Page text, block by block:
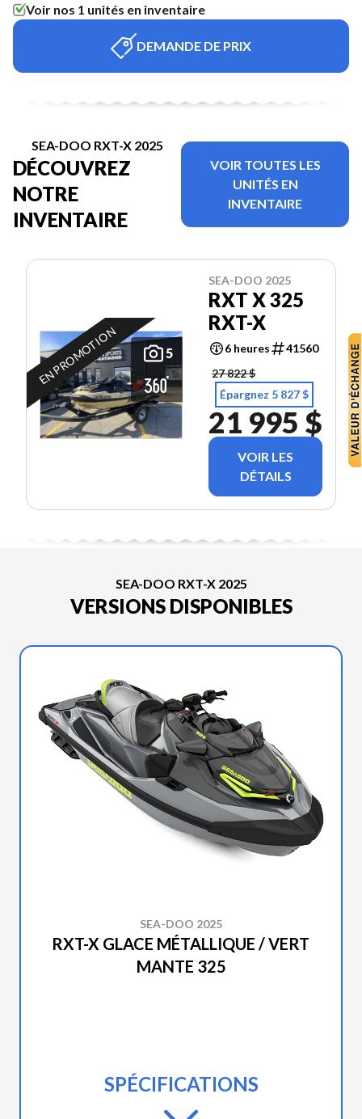
Voir nos 1 unités en inventaire
DEMANDE DE PRIX
SEA-DOO RXT-X 2025
DÉCOUVREZ
NOTRE
INVENTAIRE
VOIR TOUTES LES
UNITÉS EN
INVENTAIRE
5
EN PROMOTION
SEA-DOO 2025
RXT X 325
RXT-X
6 heures
41560
27 822 $
Épargnez 5 827 $
21 995 $
VOIR LES
DÉTAILS
SEA-DOO RXT-X 2025
VERSIONS DISPONIBLES
SEA-DOO 2025
RXT-X GLACE MÉTALLIQUE / VERT
MANTE 325
SPÉCIFICATIONS